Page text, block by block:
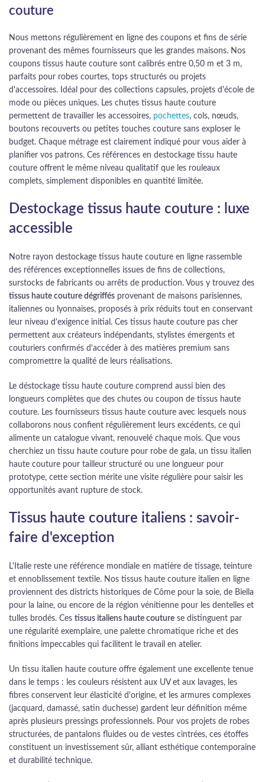
couture
Nous mettons régulièrement en ligne des coupons et fins de série
provenant des mêmes fournisseurs que les grandes maisons. Nos
coupons tissus haute couture sont calibrés entre 0,50 m et 3 m,
parfaits pour robes courtes, tops structurés ou projets
d'accessoires. Idéal pour des collections capsules, projets d'école de
mode ou pièces uniques. Les chutes tissus haute couture
permettent de travailler les accessoires, pochettes, cols, nœuds,
boutons recouverts ou petites touches couture sans exploser le
budget. Chaque métrage est clairement indiqué pour vous aider à
planifier vos patrons. Ces références en destockage tissu haute
couture offrent le même niveau qualitatif que les rouleaux
complets, simplement disponibles en quantité limitée.
Destockage tissus haute couture : luxe
accessible
Notre rayon destockage tissus haute couture en ligne rassemble
des références exceptionnelles issues de fins de collections,
surstocks de fabricants ou arrêts de production. Vous y trouvez des
tissus haute couture dégriffés provenant de maisons parisiennes,
italiennes ou lyonnaises, proposés à prix réduits tout en conservant
leur niveau d'exigence initial. Ces tissus haute couture pas cher
permettent aux créateurs indépendants, stylistes émergents et
couturiers confirmés d'accéder à des matières premium sans
compromettre la qualité de leurs réalisations.
Le déstockage tissu haute couture comprend aussi bien des
longueurs complètes que des chutes ou coupon de tissus haute
couture. Les fournisseurs tissus haute couture avec lesquels nous
collaborons nous confient régulièrement leurs excédents, ce qui
alimente un catalogue vivant, renouvelé chaque mois. Que vous
cherchiez un tissu haute couture pour robe de gala, un tissu italien
haute couture pour tailleur structuré ou une longueur pour
prototype, cette section mérite une visite régulière pour saisir les
opportunités avant rupture de stock.
Tissus haute couture italiens : savoir-
faire d'exception
L'Italie reste une référence mondiale en matière de tissage, teinture
et ennoblissement textile. Nos tissus haute couture italien en ligne
proviennent des districts historiques de Côme pour la soie, de Biella
pour la laine, ou encore de la région vénitienne pour les dentelles et
tulles brodés. Ces tissus italiens haute couture se distinguent par
une régularité exemplaire, une palette chromatique riche et des
finitions impeccables qui facilitent le travail en atelier.
Un tissu italien haute couture offre également une excellente tenue
dans le temps : les couleurs résistent aux UV et aux lavages, les
fibres conservent leur élasticité d'origine, et les armures complexes
(jacquard, damassé, satin duchesse) gardent leur définition même
après plusieurs pressings professionnels. Pour vos projets de robes
structurées, de pantalons fluides ou de vestes cintrées, ces étoffes
constituent un investissement sûr, alliant esthétique contemporaine
et durabilité technique.